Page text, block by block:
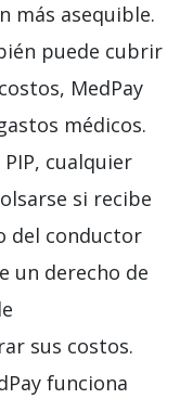
más asequible.
puede cubrir
MedPay
médicos.
cualquier
si recibe
del conductor
un derecho de
sus costos.
funciona